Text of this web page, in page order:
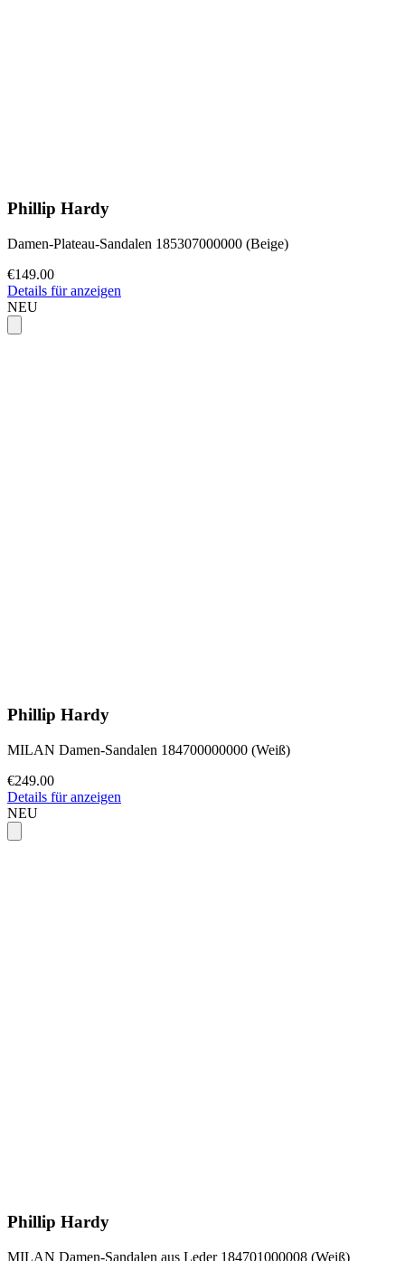
Phillip Hardy
Damen-Plateau-Sandalen 185307000000 (Beige)
€149.00
Details für anzeigen
NEU
Phillip Hardy
MILAN Damen-Sandalen 184700000000 (Weiß)
€249.00
Details für anzeigen
NEU
Phillip Hardy
MILAN Damen-Sandalen aus Leder 184701000008 (Weiß)